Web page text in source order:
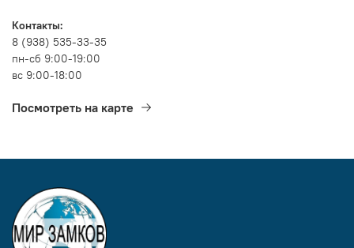
Контакты:
8 (938) 535-33-35
пн-сб 9:00-19:00
вс 9:00-18:00
Посмотреть на карте